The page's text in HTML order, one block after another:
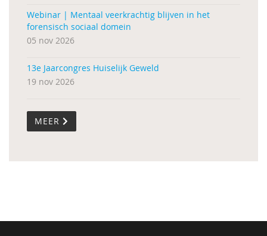
Webinar | Mentaal veerkrachtig blijven in het
forensisch sociaal domein
05 nov 2026
13e Jaarcongres Huiselijk Geweld
19 nov 2026
MEER